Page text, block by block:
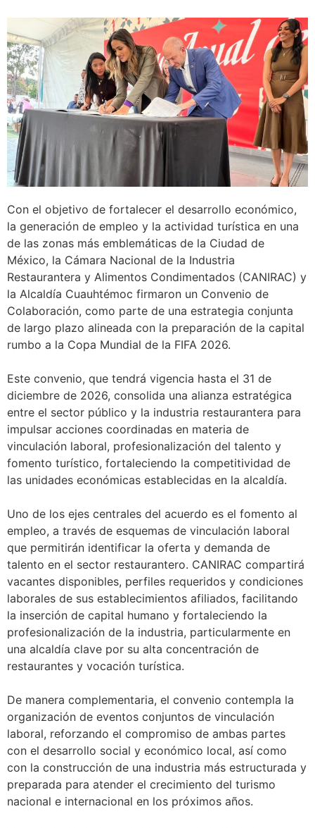
Con el objetivo de fortalecer el desarrollo económico,
la generación de empleo y la actividad turística en una
de las zonas más emblemáticas de la Ciudad de
México, la Cámara Nacional de la Industria
Restaurantera y Alimentos Condimentados (CANIRAC) y
la Alcaldía Cuauhtémoc firmaron un Convenio de
Colaboración, como parte de una estrategia conjunta
de largo plazo alineada con la preparación de la capital
rumbo a la Copa Mundial de la FIFA 2026.
Este convenio, que tendrá vigencia hasta el 31 de
diciembre de 2026, consolida una alianza estratégica
entre el sector público y la industria restaurantera para
impulsar acciones coordinadas en materia de
vinculación laboral, profesionalización del talento y
fomento turístico, fortaleciendo la competitividad de
las unidades económicas establecidas en la alcaldía.
Uno de los ejes centrales del acuerdo es el fomento al
empleo, a través de esquemas de vinculación laboral
que permitirán identificar la oferta y demanda de
talento en el sector restaurantero. CANIRAC compartirá
vacantes disponibles, perfiles requeridos y condiciones
laborales de sus establecimientos afiliados, facilitando
la inserción de capital humano y fortaleciendo la
profesionalización de la industria, particularmente en
una alcaldía clave por su alta concentración de
restaurantes y vocación turística.
De manera complementaria, el convenio contempla la
organización de eventos conjuntos de vinculación
laboral, reforzando el compromiso de ambas partes
con el desarrollo social y económico local, así como
con la construcción de una industria más estructurada y
preparada para atender el crecimiento del turismo
nacional e internacional en los próximos años.